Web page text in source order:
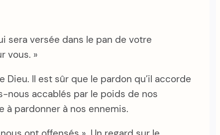
sera versée dans le pan de votre
vous. »
Il est sûr que le pardon qu’il accorde
nous accablés par le poids de nos
pardonner à nos ennemis.